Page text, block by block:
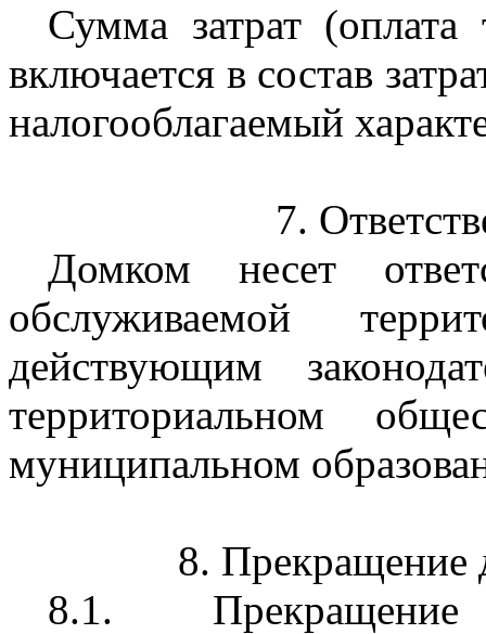
Сумма затрат
включается в состав
налогооблагаемый
7.
Домком несет
обслуживаемой
действующим
территориальном
муниципальном
8. Прекращение
8.1.